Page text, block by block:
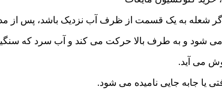
شعله به یک قسمت از ظرف آب نزدیک باشد، پس از
شود و به طرف بالا حرکت می کند و آب سرد که
می آید.
یا جابه جایی نامیده می شود.